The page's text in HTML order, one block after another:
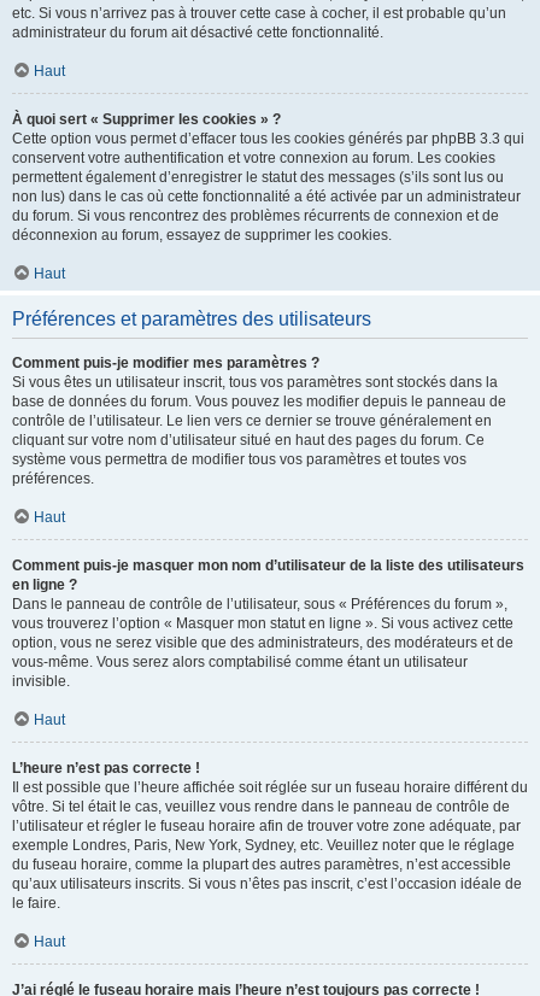
etc. Si vous n’arrivez pas à trouver cette case à cocher, il est probable qu’un
administrateur du forum ait désactivé cette fonctionnalité.
Haut
À quoi sert « Supprimer les cookies » ?
Cette option vous permet d’effacer tous les cookies générés par phpBB 3.3 qui
conservent votre authentification et votre connexion au forum. Les cookies
permettent également d’enregistrer le statut des messages (s’ils sont lus ou
non lus) dans le cas où cette fonctionnalité a été activée par un administrateur
du forum. Si vous rencontrez des problèmes récurrents de connexion et de
déconnexion au forum, essayez de supprimer les cookies.
Haut
Préférences et paramètres des utilisateurs
Comment puis-je modifier mes paramètres ?
Si vous êtes un utilisateur inscrit, tous vos paramètres sont stockés dans la
base de données du forum. Vous pouvez les modifier depuis le panneau de
contrôle de l’utilisateur. Le lien vers ce dernier se trouve généralement en
cliquant sur votre nom d’utilisateur situé en haut des pages du forum. Ce
système vous permettra de modifier tous vos paramètres et toutes vos
préférences.
Haut
Comment puis-je masquer mon nom d’utilisateur de la liste des utilisateurs
en ligne ?
Dans le panneau de contrôle de l’utilisateur, sous « Préférences du forum »,
vous trouverez l’option « Masquer mon statut en ligne ». Si vous activez cette
option, vous ne serez visible que des administrateurs, des modérateurs et de
vous-même. Vous serez alors comptabilisé comme étant un utilisateur
invisible.
Haut
L’heure n’est pas correcte !
Il est possible que l’heure affichée soit réglée sur un fuseau horaire différent du
vôtre. Si tel était le cas, veuillez vous rendre dans le panneau de contrôle de
l’utilisateur et régler le fuseau horaire afin de trouver votre zone adéquate, par
exemple Londres, Paris, New York, Sydney, etc. Veuillez noter que le réglage
du fuseau horaire, comme la plupart des autres paramètres, n’est accessible
qu’aux utilisateurs inscrits. Si vous n’êtes pas inscrit, c’est l’occasion idéale de
le faire.
Haut
J’ai réglé le fuseau horaire mais l’heure n’est toujours pas correcte !